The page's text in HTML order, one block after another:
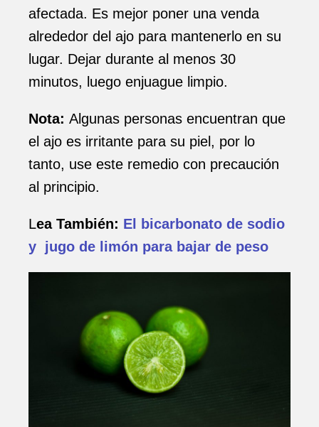
afectada. Es mejor poner una venda
alrededor del ajo para mantenerlo en su
lugar. Dejar durante al menos 30
minutos, luego enjuague limpio.
Nota: Algunas personas encuentran que
el ajo es irritante para su piel, por lo
tanto, use este remedio con precaución
al principio.
Lea También: El bicarbonato de sodio
y jugo de limón para bajar de peso